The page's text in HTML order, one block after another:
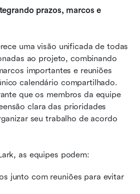
prazos, marcos e
uma visão unificada de todas
ao projeto, combinando
importantes e reuniões
calendário compartilhado.
que os membros da equipe
clara das prioridades
seu trabalho de acordo
as equipes podem:
junto com reuniões para evitar